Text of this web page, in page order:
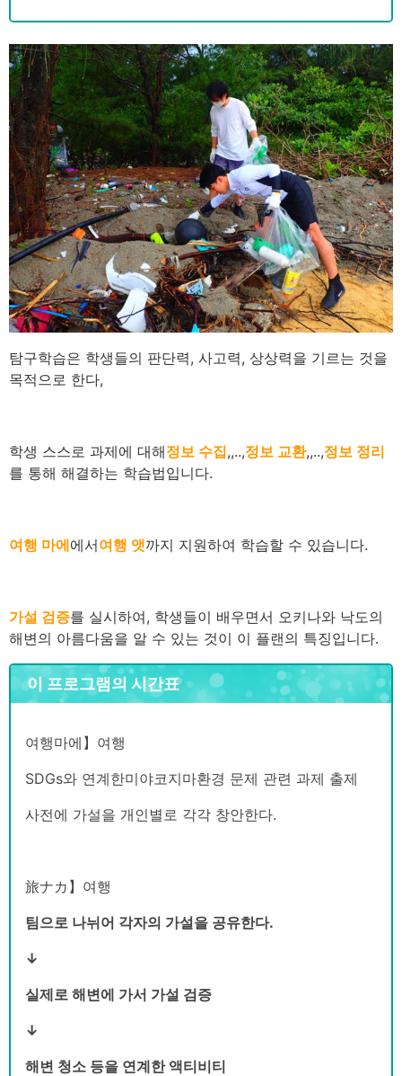
탐구학습은 학생들의 판단력, 사고력, 상상력을 기르는 것을
목적으로 한다,
학생 스스로 과제에 대해정보 수집,,..,정보 교환,,..,정보 정리
를 통해 해결하는 학습법입니다.
여행 마에에서여행 앳까지 지원하여 학습할 수 있습니다.
가설 검증를 실시하여, 학생들이 배우면서 오키나와 낙도의
해변의 아름다움을 알 수 있는 것이 이 플랜의 특징입니다.
이 프로그램의 시간표
여행마에】여행
SDGs와 연계한미야코지마환경 문제 관련 과제 출제
사전에 가설을 개인별로 각각 창안한다.
旅ナカ】여행
팀으로 나뉘어 각자의 가설을 공유한다.
↓
실제로 해변에 가서 가설 검증
↓
해변 청소 등을 연계한 액티비티